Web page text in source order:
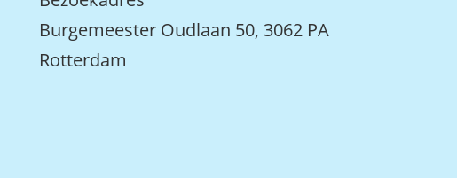
Burgemeester Oudlaan 50, 3062 PA
Rotterdam